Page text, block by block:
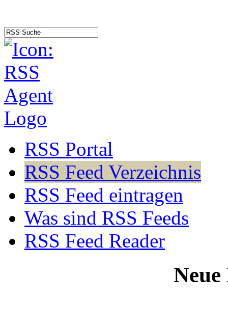
RSS Portal
RSS Feed Verzeichnis
RSS Feed eintragen
Was sind RSS Feeds
RSS Feed Reader
Neue